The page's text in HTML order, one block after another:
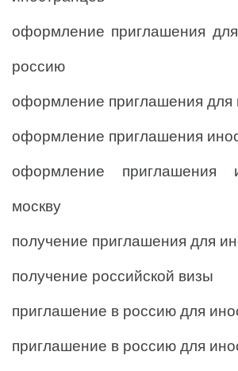
оформление приглашения
россию
оформление приглашения для
оформление приглашения
оформление приглашения
москву
получение приглашения для
получение российской визы
приглашение в россию для
приглашение в россию для